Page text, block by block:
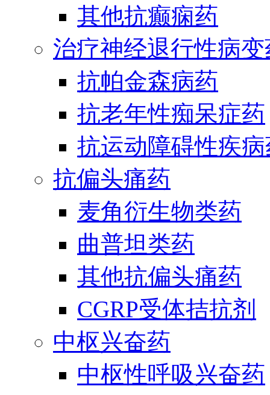
其他抗癫痫药
治疗神经退行性病
抗帕金森病药
抗老年性痴呆症药
抗运动障碍性疾
抗偏头痛药
麦角衍生物类药
曲普坦类药
其他抗偏头痛药
CGRP受体拮抗剂
中枢兴奋药
中枢性呼吸兴奋药